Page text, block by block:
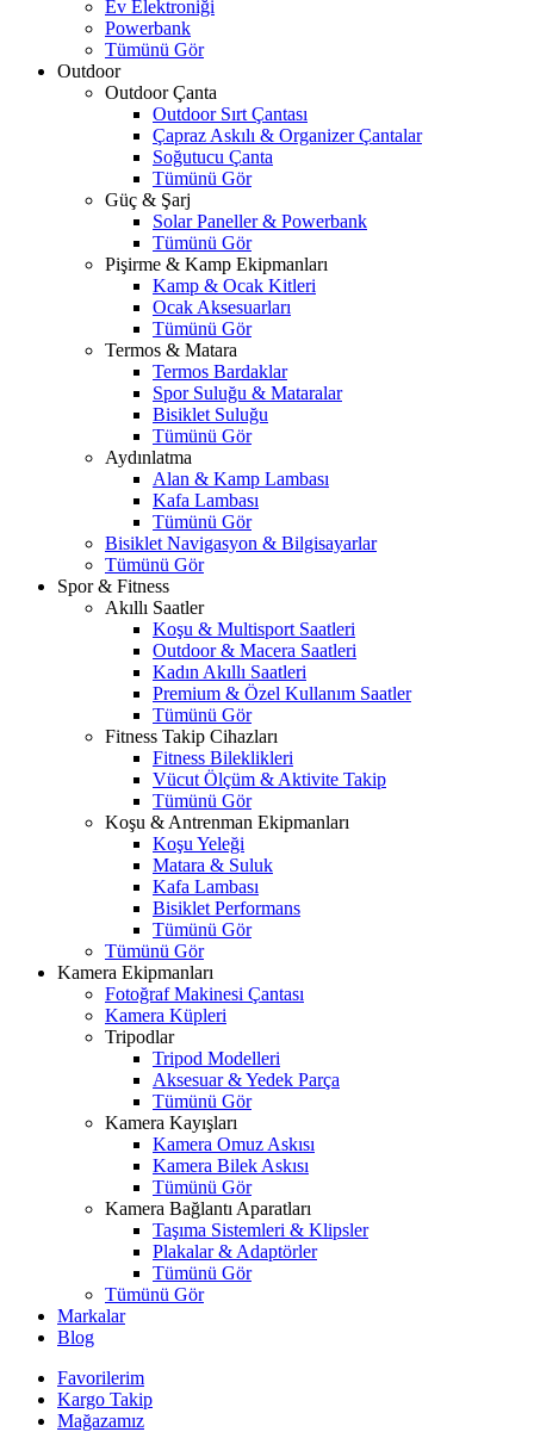
Ev Elektroniği
Powerbank
Tümünü Gör
Outdoor
Outdoor Çanta
Outdoor Sırt Çantası
Çapraz Askılı & Organizer Çantalar
Soğutucu Çanta
Tümünü Gör
Güç & Şarj
Solar Paneller & Powerbank
Tümünü Gör
Pişirme & Kamp Ekipmanları
Kamp & Ocak Kitleri
Ocak Aksesuarları
Tümünü Gör
Termos & Matara
Termos Bardaklar
Spor Suluğu & Mataralar
Bisiklet Suluğu
Tümünü Gör
Aydınlatma
Alan & Kamp Lambası
Kafa Lambası
Tümünü Gör
Bisiklet Navigasyon & Bilgisayarlar
Tümünü Gör
Spor & Fitness
Akıllı Saatler
Koşu & Multisport Saatleri
Outdoor & Macera Saatleri
Kadın Akıllı Saatleri
Premium & Özel Kullanım Saatler
Tümünü Gör
Fitness Takip Cihazları
Fitness Bileklikleri
Vücut Ölçüm & Aktivite Takip
Tümünü Gör
Koşu & Antrenman Ekipmanları
Koşu Yeleği
Matara & Suluk
Kafa Lambası
Bisiklet Performans
Tümünü Gör
Tümünü Gör
Kamera Ekipmanları
Fotoğraf Makinesi Çantası
Kamera Küpleri
Tripodlar
Tripod Modelleri
Aksesuar & Yedek Parça
Tümünü Gör
Kamera Kayışları
Kamera Omuz Askısı
Kamera Bilek Askısı
Tümünü Gör
Kamera Bağlantı Aparatları
Taşıma Sistemleri & Klipsler
Plakalar & Adaptörler
Tümünü Gör
Tümünü Gör
Markalar
Blog
Favorilerim
Kargo Takip
Mağazamız